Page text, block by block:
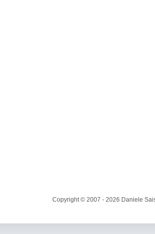
Copyright © 2007 - 2026 Daniele